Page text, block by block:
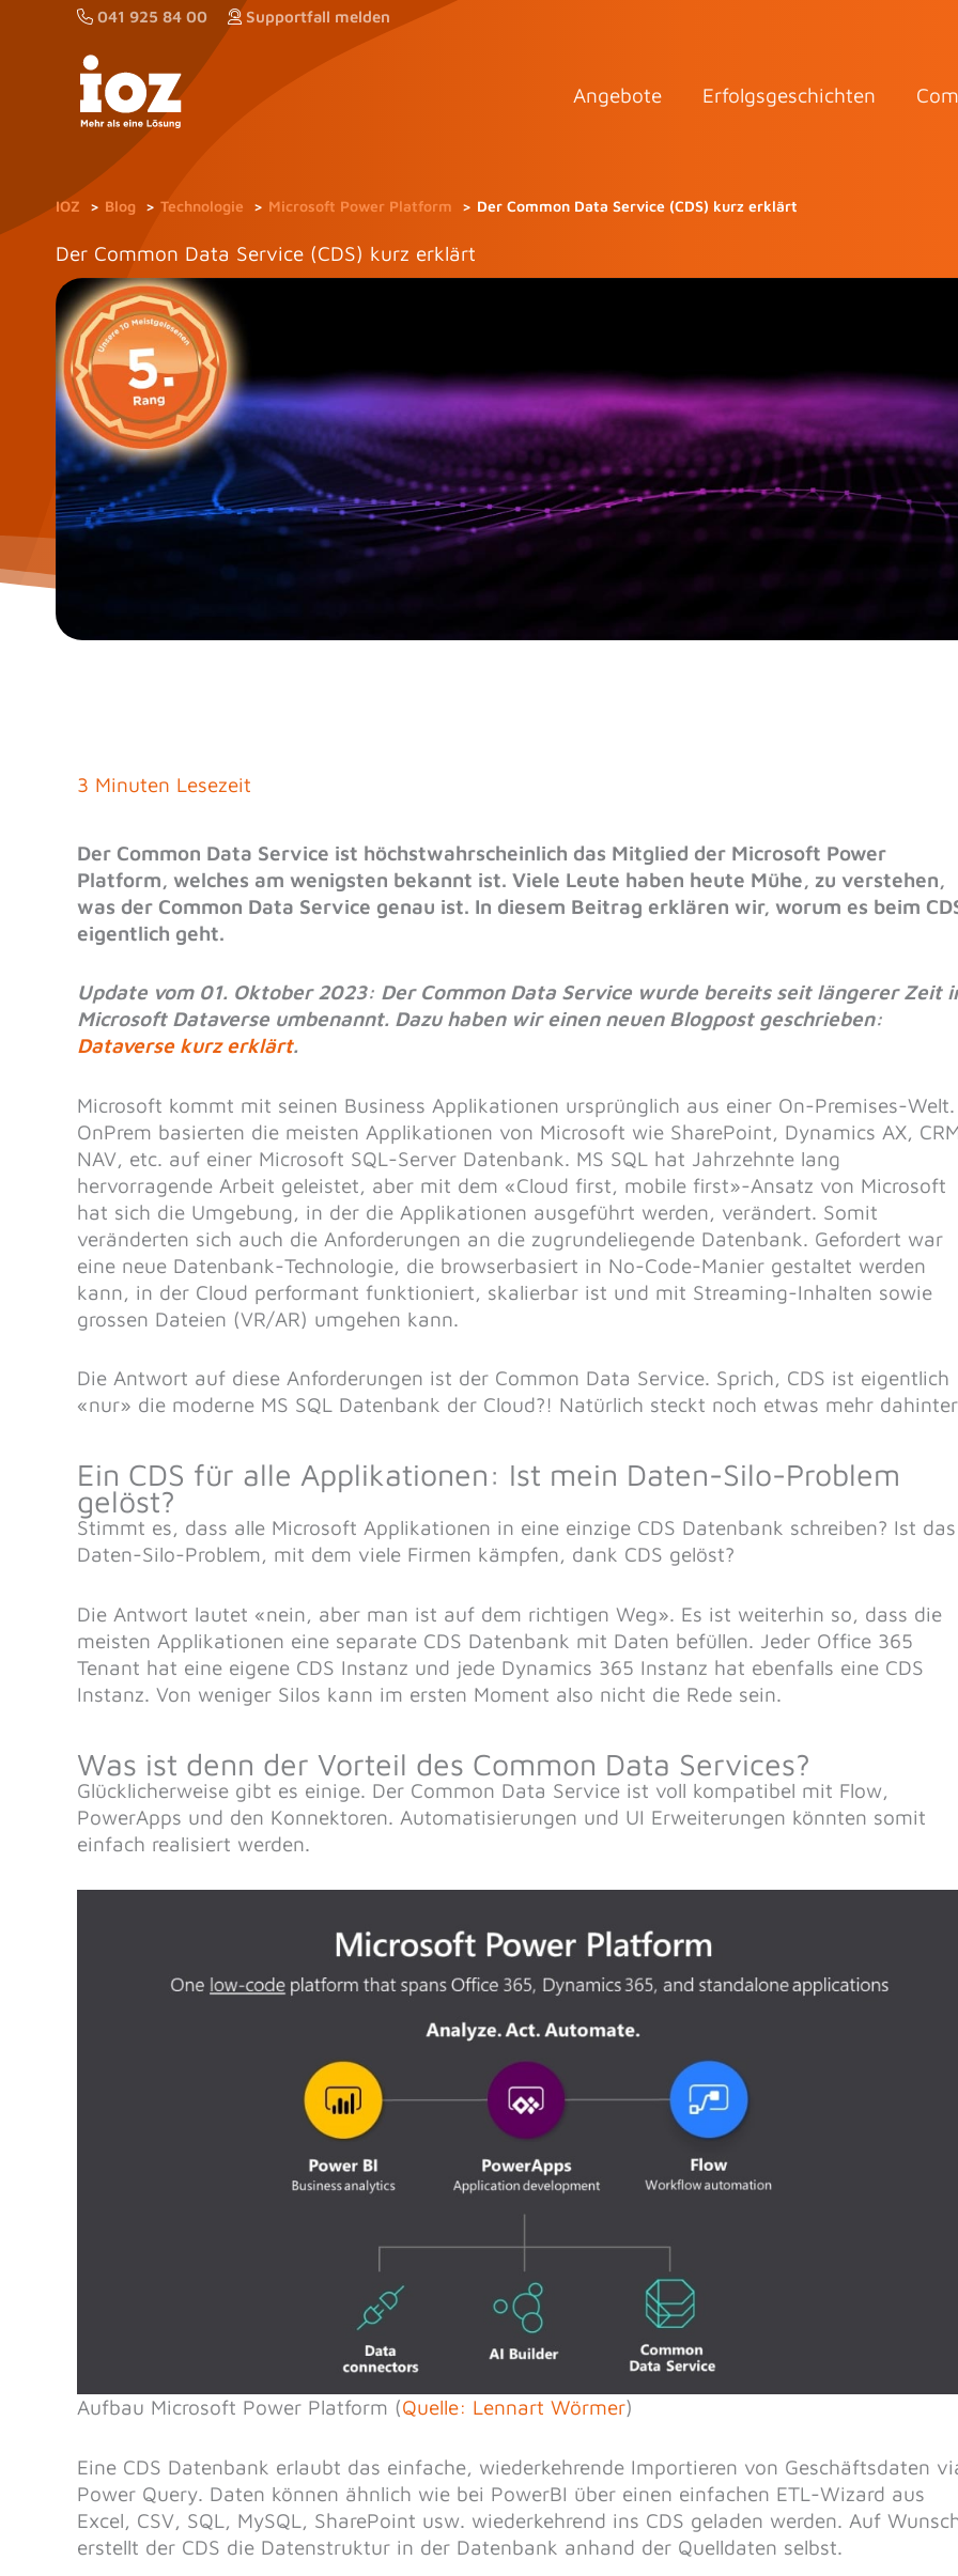
041 925 84 00 Supportfall melden
Angebote Erfolgsgeschichten
IOZ Blog Technologie Microsoft Power Platform Der Common Data Service (CDS) kurz erklärt
Der Common Data Service (CDS) kurz erklärt
3 Minuten Lesezeit
Der Common Data Service ist höchstwahrscheinlich das Mitglied der Microsoft Power
Platform, welches am wenigsten bekannt ist. Viele Leute haben heute Mühe, zu verstehen,
was der Common Data Service genau ist. In diesem Beitrag erklären wir, worum es beim
eigentlich geht.
Update vom 01. Oktober 2023: Der Common Data Service wurde bereits seit längerer Zeit
Microsoft Dataverse umbenannt. Dazu haben wir einen neuen Blogpost geschrieben:
Dataverse kurz erklärt.
Microsoft kommt mit seinen Business Applikationen ursprünglich aus einer On-Premises-Welt.
OnPrem basierten die meisten Applikationen von Microsoft wie SharePoint, Dynamics AX,
NAV, etc. auf einer Microsoft SQL-Server Datenbank. MS SQL hat Jahrzehnte lang
hervorragende Arbeit geleistet, aber mit dem «Cloud first, mobile first»-Ansatz von Microsoft
hat sich die Umgebung, in der die Applikationen ausgeführt werden, verändert. Somit
veränderten sich auch die Anforderungen an die zugrundeliegende Datenbank. Gefordert war
eine neue Datenbank-Technologie, die browserbasiert in No-Code-Manier gestaltet werden
kann, in der Cloud performant funktioniert, skalierbar ist und mit Streaming-Inhalten sowie
grossen Dateien (VR/AR) umgehen kann.
Die Antwort auf diese Anforderungen ist der Common Data Service. Sprich, CDS ist eigentlich
«nur» die moderne MS SQL Datenbank der Cloud?! Natürlich steckt noch etwas mehr
Ein CDS für alle Applikationen: Ist mein Daten-Silo-Problem
gelöst?
Stimmt es, dass alle Microsoft Applikationen in eine einzige CDS Datenbank schreiben? Ist das
Daten-Silo-Problem, mit dem viele Firmen kämpfen, dank CDS gelöst?
Die Antwort lautet «nein, aber man ist auf dem richtigen Weg». Es ist weiterhin so, dass die
meisten Applikationen eine separate CDS Datenbank mit Daten befüllen. Jeder Office 365
Tenant hat eine eigene CDS Instanz und jede Dynamics 365 Instanz hat ebenfalls eine CDS
Instanz. Von weniger Silos kann im ersten Moment also nicht die Rede sein.
Was ist denn der Vorteil des Common Data Services?
Glücklicherweise gibt es einige. Der Common Data Service ist voll kompatibel mit Flow,
PowerApps und den Konnektoren. Automatisierungen und UI Erweiterungen könnten somit
einfach realisiert werden.
Aufbau Microsoft Power Platform (Quelle: Lennart Wörmer)
Eine CDS Datenbank erlaubt das einfache, wiederkehrende Importieren von Geschäftsdaten
Power Query. Daten können ähnlich wie bei PowerBI über einen einfachen ETL-Wizard aus
Excel, CSV, SQL, MySQL, SharePoint usw. wiederkehrend ins CDS geladen werden. Auf
erstellt der CDS die Datenstruktur in der Datenbank anhand der Quelldaten selbst.